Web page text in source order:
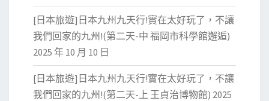
[日本旅遊]日本九州九天行!實在太好玩了，不讓
我們回家的九州!(第二天-中 福岡市科學館邂逅)
2025 年 10 月 10 日
[日本旅遊]日本九州九天行!實在太好玩了，不讓
我們回家的九州!(第二天-上 王貞治博物館) 2025